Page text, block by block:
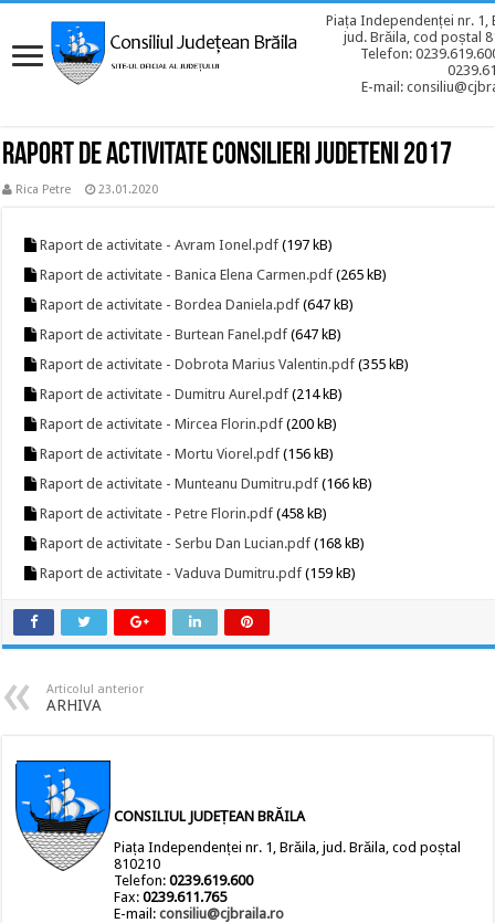
Piața Independenței nr. 1,
jud. Brăila, cod poștal
Telefon:
E-mail:
Raport de activitate consilieri judeteni 2017
Rica Petre 23.01.2020
Raport de activitate - Avram Ionel.pdf (197 kB)
Raport de activitate - Banica Elena Carmen.pdf (265 kB)
Raport de activitate - Bordea Daniela.pdf (647 kB)
Raport de activitate - Burtean Fanel.pdf (647 kB)
Raport de activitate - Dobrota Marius Valentin.pdf (355 kB)
Raport de activitate - Dumitru Aurel.pdf (214 kB)
Raport de activitate - Mircea Florin.pdf (200 kB)
Raport de activitate - Mortu Viorel.pdf (156 kB)
Raport de activitate - Munteanu Dumitru.pdf (166 kB)
Raport de activitate - Petre Florin.pdf (458 kB)
Raport de activitate - Serbu Dan Lucian.pdf (168 kB)
Raport de activitate - Vaduva Dumitru.pdf (159 kB)
Articolul anterior
ARHIVA
CONSILIUL JUDEȚEAN BRĂILA
Piața Independenței nr. 1, Brăila, jud. Brăila, cod poștal
810210
Telefon:0239.619.600
Fax:0239.611.765
E-mail:consiliu@cjbraila.ro